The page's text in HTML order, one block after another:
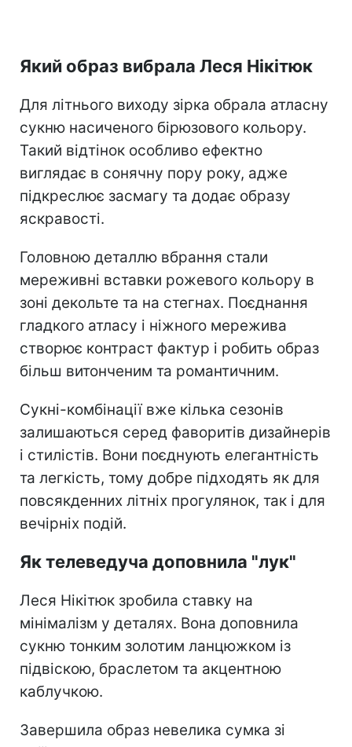
Який образ вибрала Леся Нікітюк
Для літнього виходу зірка обрала атласну
сукню насиченого бірюзового кольору.
Такий відтінок особливо ефектно
виглядає в сонячну пору року, адже
підкреслює засмагу та додає образу
яскравості.
Головною деталлю вбрання стали
мереживні вставки рожевого кольору в
зоні декольте та на стегнах. Поєднання
гладкого атласу і ніжного мережива
створює контраст фактур і робить образ
більш витонченим та романтичним.
Сукні-комбінації вже кілька сезонів
залишаються серед фаворитів дизайнерів
і стилістів. Вони поєднують елегантність
та легкість, тому добре підходять як для
повсякденних літніх прогулянок, так і для
вечірніх подій.
Як телеведуча доповнила "лук"
Леся Нікітюк зробила ставку на
мінімалізм у деталях. Вона доповнила
сукню тонким золотим ланцюжком із
підвіскою, браслетом та акцентною
каблучкою.
Завершила образ невелика сумка зі